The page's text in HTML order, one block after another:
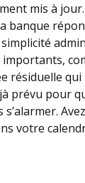
mis à
banque
résiduelle
prévu pour
votre